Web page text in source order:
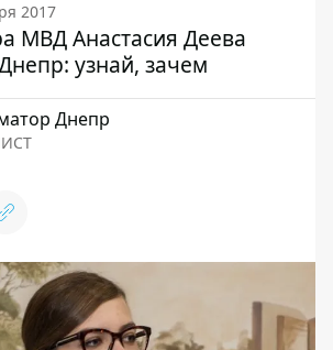
2017
МВД Анастасия Деева
узнай, зачем
Днепр